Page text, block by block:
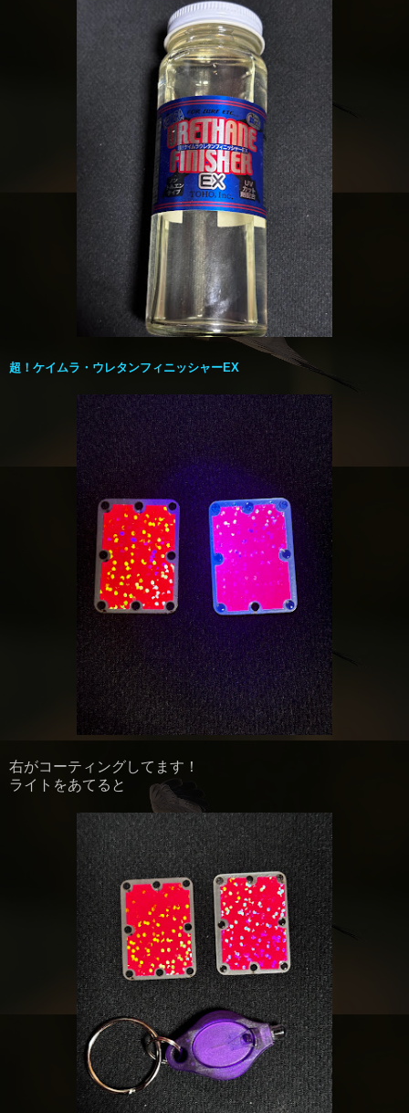
超！ケイムラ・ウレタンフィニッシャーEX
右がコーティングしてます！
ライトをあてると